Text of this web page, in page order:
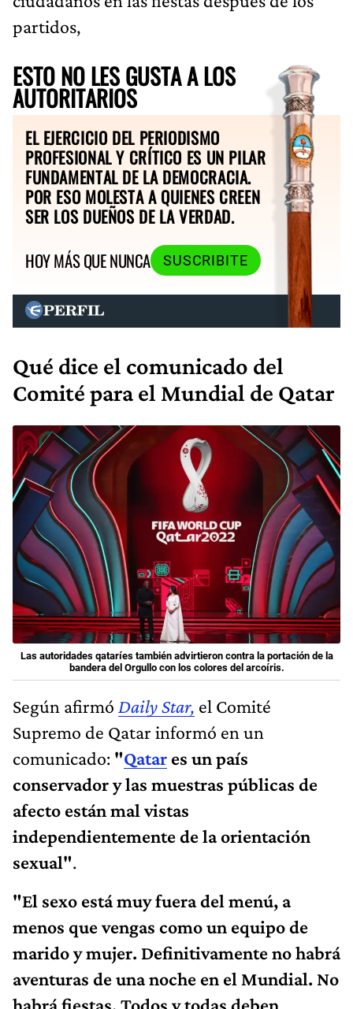
partidos,
ESTO NO LES GUSTA A LOS
AUTORITARIOS
EL EJERCICIO DEL PERIODISMO
PROFESIONAL Y CRÍTICO ES UN PILAR
FUNDAMENTAL DE LA DEMOCRACIA.
POR ESO MOLESTA A QUIENES CREEN
SER LOS DUEÑOS DE LA VERDAD.
HOY MÁS QUE NUNCA
SUSCRIBITE
Qué dice el comunicado del
Comité para el Mundial de Qatar
Las autoridades qataríes también advirtieron contra la portación de la
bandera del Orgullo con los colores del arcoíris.
Según afirmó Daily Star, el Comité
Supremo de Qatar informó en un
comunicado: "Qatar es un país
conservador y las muestras públicas de
afecto están mal vistas
independientemente de la orientación
sexual".
"El sexo está muy fuera del menú, a
menos que vengas como un equipo de
marido y mujer. Definitivamente no habrá
aventuras de una noche en el Mundial. No
habrá fiestas. Todos y todas deben